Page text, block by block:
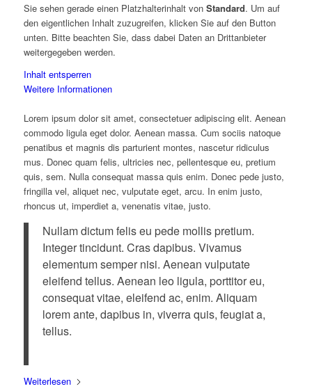
Sie sehen gerade einen Platzhalterinhalt von Standard. Um auf
den eigentlichen Inhalt zuzugreifen, klicken Sie auf den Button
unten. Bitte beachten Sie, dass dabei Daten an Drittanbieter
weitergegeben werden.
Inhalt entsperren
Weitere Informationen
Lorem ipsum dolor sit amet, consectetuer adipiscing elit. Aenean
commodo ligula eget dolor. Aenean massa. Cum sociis natoque
penatibus et magnis dis parturient montes, nascetur ridiculus
mus. Donec quam felis, ultricies nec, pellentesque eu, pretium
quis, sem. Nulla consequat massa quis enim. Donec pede justo,
fringilla vel, aliquet nec, vulputate eget, arcu. In enim justo,
rhoncus ut, imperdiet a, venenatis vitae, justo.
Nullam dictum felis eu pede mollis pretium.
Integer tincidunt. Cras dapibus. Vivamus
elementum semper nisi. Aenean vulputate
eleifend tellus. Aenean leo ligula, porttitor eu,
consequat vitae, eleifend ac, enim. Aliquam
lorem ante, dapibus in, viverra quis, feugiat a,
tellus.
Weiterlesen